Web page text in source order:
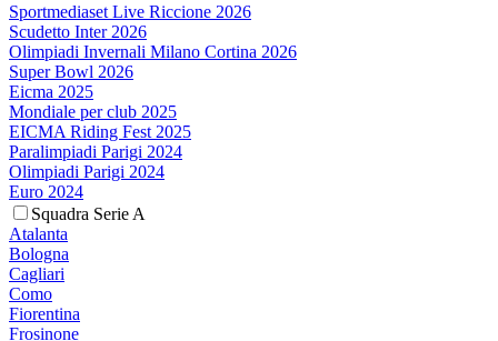
Sportmediaset Live Riccione 2026
Scudetto Inter 2026
Olimpiadi Invernali Milano Cortina 2026
Super Bowl 2026
Eicma 2025
Mondiale per club 2025
EICMA Riding Fest 2025
Paralimpiadi Parigi 2024
Olimpiadi Parigi 2024
Euro 2024
Squadra Serie A
Atalanta
Bologna
Cagliari
Como
Fiorentina
Frosinone